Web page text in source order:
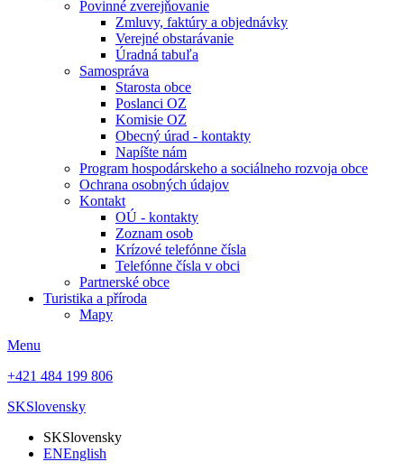
Povinné zverejňovanie
Zmluvy, faktúry a objednávky
Verejné obstarávanie
Úradná tabuľa
Samospráva
Starosta obce
Poslanci OZ
Komisie OZ
Obecný úrad - kontakty
Napíšte nám
Program hospodárskeho a sociálneho rozvoja obce
Ochrana osobných údajov
Kontakt
OÚ - kontakty
Zoznam osob
Krízové telefónne čísla
Telefónne čísla v obci
Partnerské obce
Turistika a příroda
Mapy
Menu
+421 484 199 806
SKSlovensky
SKSlovensky
ENEnglish